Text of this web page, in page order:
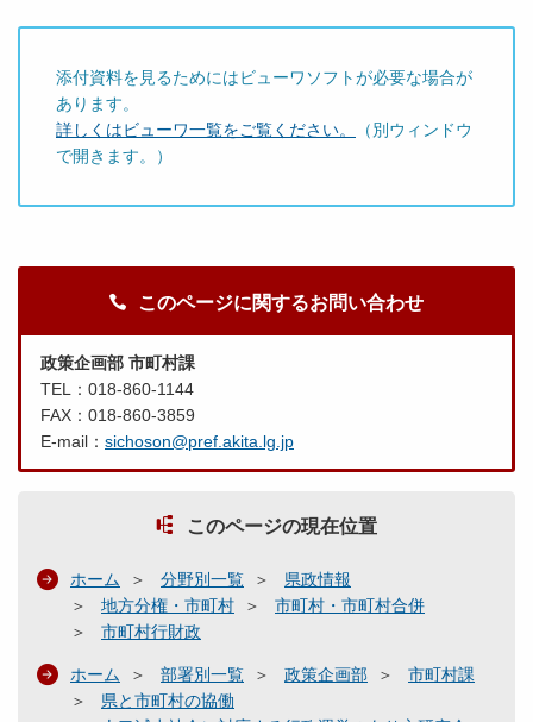
添付資料を見るためにはビューワソフトが必要な場合が
あります。
詳しくはビューワ一覧をご覧ください。
（別ウィンドウ
で開きます。）
このページに関するお問い合わせ
政策企画部 市町村課
TEL：018-860-1144
FAX：018-860-3859
E-mail： sichoson@pref.akita.lg.jp
このページの現在位置
ホーム 分野別一覧
県政情報
地方分権・市町村
市町村・市町村合併
市町村行財政
ホーム 部署別一覧 政策企画部
市町村課
県と市町村の協働